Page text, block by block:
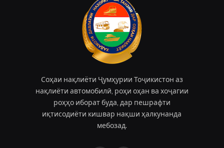
Соҳаи нақлиёти Ҷумҳурии Тоҷикистон аз
нақлиёти автомобилӣ, роҳи оҳан ва хоҷагии
роҳҳо иборат буда, дар пешрафти
иқтисодиёти кишвар нақши ҳалкунанда
мебозад.